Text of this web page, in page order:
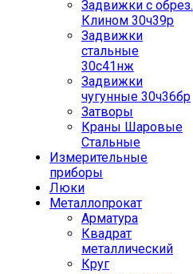
Задвижки с обрез.
Клином 30ч39р
Задвижки
стальные
30с41нж
Задвижки
чугунные 30ч36бр
Затворы
Краны Шаровые
Стальные
Измерительные
приборы
Люки
Металлопрокат
Арматура
Квадрат
металлический
Круг